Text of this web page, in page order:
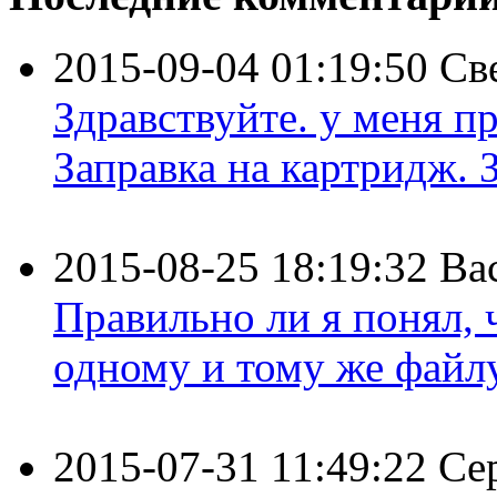
2015-09-04 01:19:50
Здравствуйте. у меня
Заправка на картридж.
2015-08-25 18:19:32
Правильно ли я понял,
одному и тому же
2015-07-31 11:49:22